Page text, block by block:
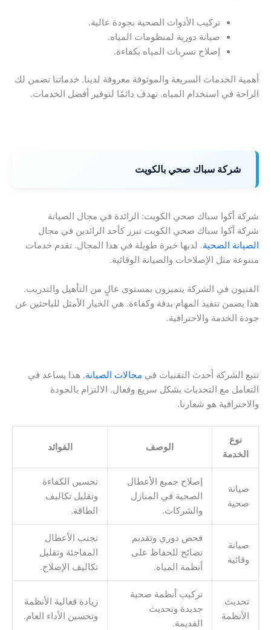
تركيب الأدوات الصحية بجودة عالية.
صيانة دورية لمنظومات المياه.
إصلاح تسربات المياه بكفاءة.
أهمية الخدمات السريعة والموثوقة معروفة لدينا. خدماتنا تضمن لك
الراحة في استخدام المياه. نهدف دائمًا لتوفير أفضل الخدمات.
شركة سباك صحي بالكويت
شركة أكوا سباك صحي الكويت: الرائدة في مجال الصيانة
شركة أكوا سباك صحي الكويت تبرز كأحد الرائدين في مجال
الصيانة الصحية. لديها خبرة طويلة في هذا المجال. تقدم خدمات
متنوعة مثل الإصلاحات والصيانة الوقائية.
الفنيون في الشركة يتميزون بمستوى عالٍ من التأهيل والتدريب.
هذا يضمن تنفيذ المهام بدقة وكفاءة. هي الخيار الأمثل للباحثين عن
جودة الخدمة والاحترافية.
تتبع الشركة أحدث التقنيات في مجالات الصيانة. هذا يساعد في
التعامل مع التحديات بشكل سريع وفعال. الالتزام بالجودة
والاحترافية هو شعارنا.
نوع
الخدمة
الوصف الفوائد
صيانة
صحية
إصلاح جميع الأعطال
الصحية في المنازل
والشركات.
تحسين الكفاءة
وتقليل تكاليف
الطاقة.
صيانة
وقائية
فحص دوري وتقديم
نصائح للحفاظ على
أنظمة المياه.
تجنب الأعطال
المفاجئة وتقليل
تكاليف الإصلاح.
تحديث
الأنظمة
تركيب أنظمة صحية
جديدة وتحديث
القديمة.
زيادة فعالية الأنظمة
وتحسين الأداء العام.